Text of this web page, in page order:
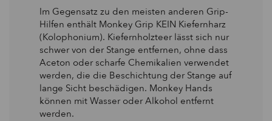
Im Gegensatz zu den meisten anderen Grip-
Hilfen enthält Monkey Grip KEIN Kiefernharz
(Kolophonium). Kiefernholzteer lässt sich nur
schwer von der Stange entfernen, ohne dass
Aceton oder scharfe Chemikalien verwendet
werden, die die Beschichtung der Stange auf
lange Sicht beschädigen. Monkey Hands
können mit Wasser oder Alkohol entfernt
werden.